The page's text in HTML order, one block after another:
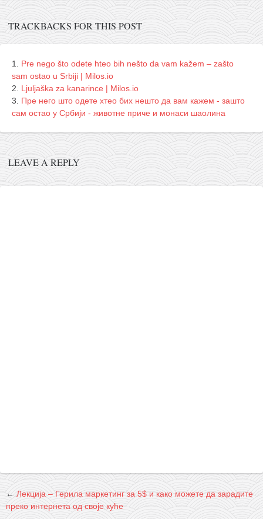
TRACKBACKS FOR THIS POST
Pre nego što odete hteo bih nešto da vam kažem – zašto
sam ostao u Srbiji | Milos.io
Ljuljaška za kanarince | Milos.io
Пре него што одете хтео бих нешто да вам кажем - зашто
сам остао у Србији - животне приче и монаси шаолина
LEAVE A REPLY
← Лекција – Герила маркетинг за 5$ и како можете да зарадите
преко интернета од своје куће